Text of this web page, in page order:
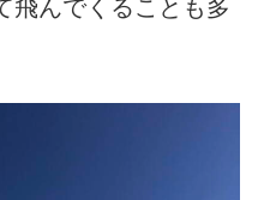
飛んでくることも多